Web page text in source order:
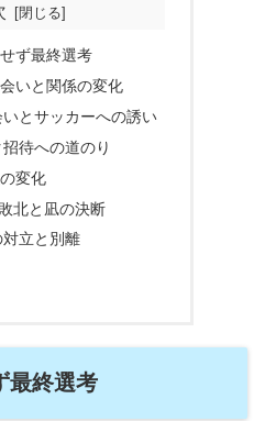
ず最終選考
いと関係の変化
とサッカーへの誘い
待への道のり
変化
北と凪の決断
立と別離
最終選考